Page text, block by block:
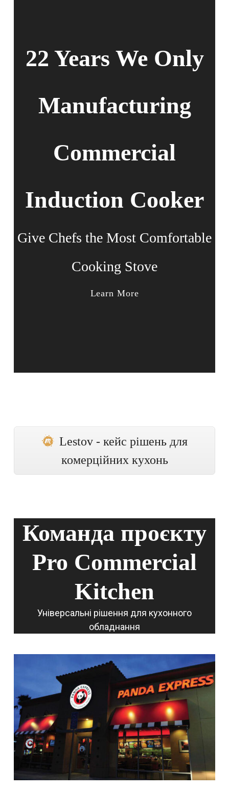
22 Years We Only
Manufacturing
Commercial
Induction Cooker
Give Chefs the Most Comfortable
Cooking Stove
Learn More
Lestov - кейс рішень для
комерційних кухонь
Команда проєкту
Pro Commercial
Kitchen
Універсальні рішення для кухонного
обладнання